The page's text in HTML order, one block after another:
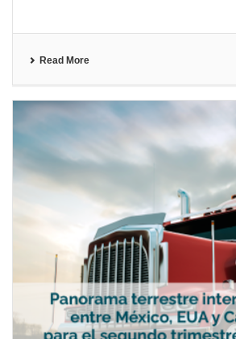
Read More